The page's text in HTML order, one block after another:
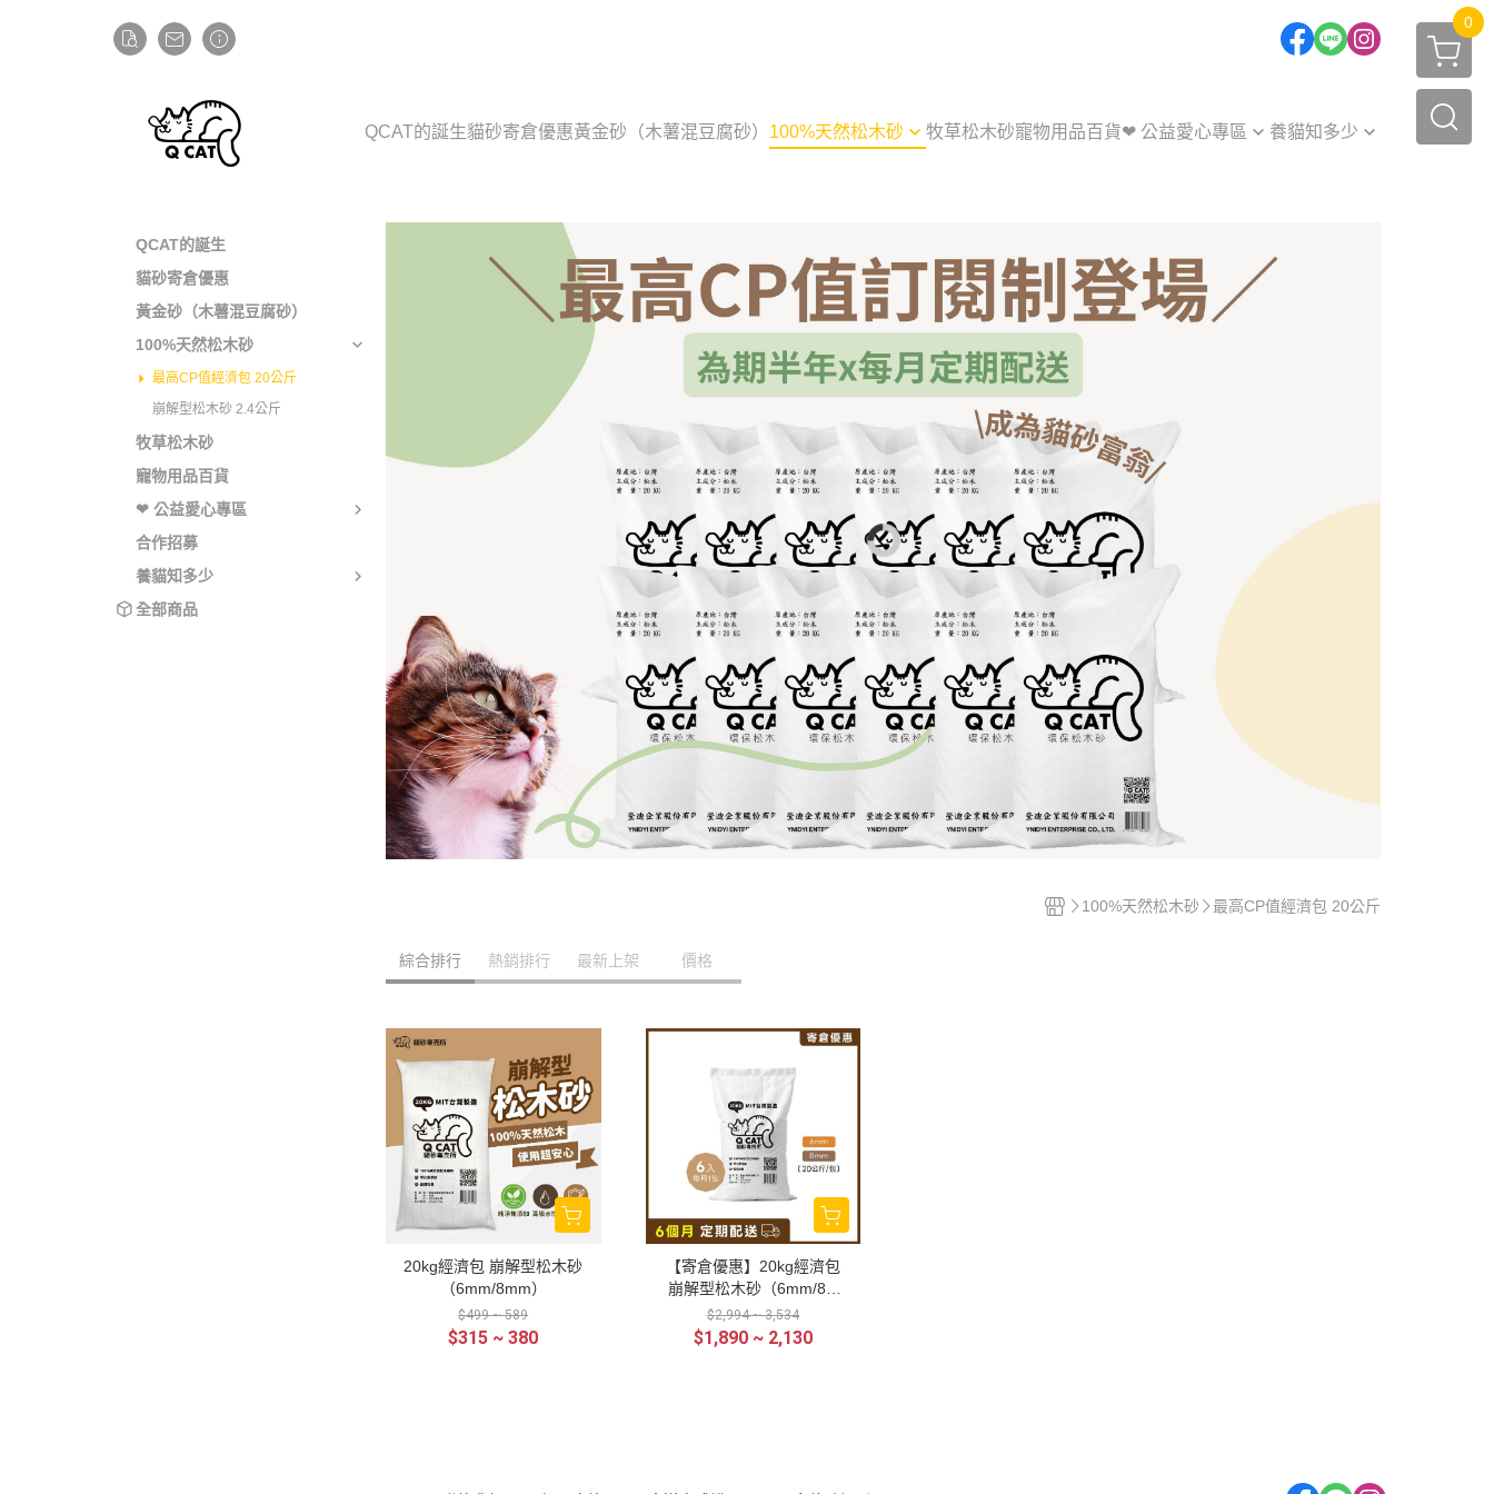
0
QCAT的誕生貓砂寄倉優惠黃金砂（木薯混豆腐砂） 100%天然松木砂 牧草松木砂寵物用品百貨❤ 公益愛心專區 養貓知多少
養貓小知識
毛寶貝開箱
周邊如何挑
QCAT的誕生
貓砂寄倉優惠
黃金砂（木薯混豆腐砂）
100%天然松木砂
最高CP值經濟包 20公斤
崩解型松木砂 2.4公斤
牧草松木砂
寵物用品百貨
❤ 公益愛心專區
合作招募
養貓知多少
全部商品
100%天然松木砂 最高CP值經濟包 20公斤
綜合排行 熱銷排行 最新上架 價格
20kg經濟包 崩解型松木砂
（6mm/8mm）
$499 ~ 589
$315 ~ 380
【寄倉優惠】20kg經濟包
崩解型松木砂（6mm/8m
m）6入
$2,994 ~ 3,534
$1,890 ~ 2,130